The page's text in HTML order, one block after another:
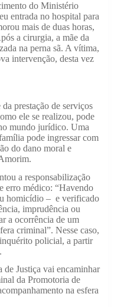
do Ministério
entrada no hospital para
mais de duas horas,
a cirurgia, a mãe da
na perna sã. A vítima,
intervenção, desta vez
prestação de serviços
ele se realizou, pode
mundo jurídico. Uma
pode ingressar com
do dano moral e
a responsabilização
erro médico: “Havendo
homicídio – e verificado
imprudência ou
a ocorrência de um
criminal”. Nesse caso,
policial, a partir
Justiça vai encaminhar
da Promotoria de
na esfera